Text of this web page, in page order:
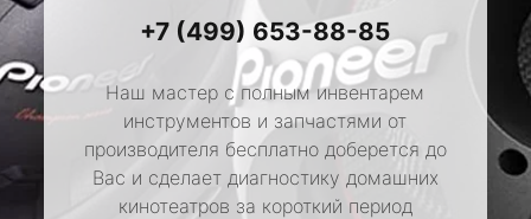
+7 (499) 653-88-85
Наш мастер с полным инвентарем
инструментов и запчастями от
производителя бесплатно доберется до
Вас и сделает диагностику домашних
кинотеатров за короткий период